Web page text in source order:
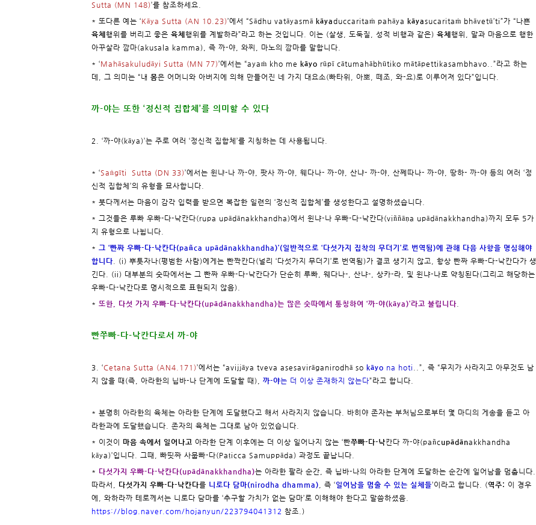
Sutta (MN 148)’를 참조하세요.
* 또다른 예는 ‘Kāya Sutta (AN 10.23)’에서 “Sādhu vatāyasmā kāyaduccaritaṁ pahāya kāyasucaritaṁ bhāvetū’ti”가 “나쁜
육체 행위를 버리고 좋은 육체 행위를 계발하라”라고 하는 것입니다. 이는 (살생, 도둑질, 성적 비행과 같은) 육체 행위, 말과 마음으로 행한
아꾸살라 깜마(akusala kamma), 즉 까-야, 와찌, 마노의 깜마를 말합니다.
* ‘Mahāsakuludāyi Sutta (MN 77)’에서는 “ayaṁ kho me kāyo rūpī cātumahābhūtiko mātāpettikasambhavo..”라고 하는
데, 그 의미는 “내 몸은 어머니와 아버지에 의해 만들어진 네 가지 대요소(빠타위, 아뽀, 떼조, 와-요)로 이루어져 있다”입니다.
까-야는 또한 ‘정신적 집합체’를 의미할 수 있다
2. ‘까-야(kāya)’는 주로 여러 ‘정신적 집합체’를 지칭하는 데 사용됩니다.
* ‘Saṅgīti Sutta (DN 33)’에서는 윈냐-나 까-야, 팟사 까-야, 웨다나- 까-야, 산냐- 까-야, 산쩨따나- 까-야, 땅하- 까-야 등의 여러 ‘정
신적 집합체’의 유형을 묘사합니다.
* 붓다께서는 마음이 감각 입력을 받으면 복잡한 일련의 ‘정신적 집합체’를 생성한다고 설명하셨습니다.
* 그것들은 루빠 우빠-다-낙칸다(rupa upādānakkhandha)에서 윈냐-나 우빠-다-낙칸다(viññāṇa upādānakkhandha)까지 모두 5가
지 유형으로 나뉩니다.
* 그 ‘빤짜 우빠-다-낙칸다(pañca upādānakkhandha)’(일반적으로 ‘다섯가지 집착의 무더기’로 번역됨)에 관해 다음 사항을 명심해야
합니다 . (i) 뿌툿자나(평범한 사람)에게는 빤짝칸다(널리 ‘다섯가지 무더기’로 번역됨)가 결코 생기지 않고, 항상 빤짜 우빠-다-낙칸다가 생
긴다. (ii) 대부분의 숫따에서는 그 빤짜 우빠-다-낙칸다가 단순히 루빠, 웨다나-, 산냐-, 상카-라, 및 윈냐-나로 약칭된다(그리고 해당하는
우빠-다-낙칸다로 명시적으로 표현되지 않음).
* 또한, 다섯 가지 우빠-다-낙칸다(upādānakkhandha)는 많은 숫따에서 통칭하여 ‘까-야(kāya)’라고 불립니다
빤쭈빠-다-낙칸다로서 까-야
3. ‘Cetana Sutta (AN4.171)’에서는 “avijjāya tveva asesavirāganirodhā so kāyo na hoti
..”, 즉 “무지가 사라지고 아무것도 남
지 않을 때(즉, 아라한의 닙바-나 단계에 도달할 때), 까-야는 더 이상 존재하지 않는다”라고 합니다.
* 분명히 아라한의 육체는 아라한 단계에 도달했다고 해서 사라지지 않습니다. 바히야 존자는 부처님으로부터 몇 마디의 게송을 듣고 아
라한과에 도달했습니다. 존자의 육체는 그대로 남아 있었습니다.
* 이것이 마음 속에서 일어나고 아라한 단계 이후에는 더 이상 일어나지 않는 ‘빤쭈빠-다-낙칸다 까-야(pañcupādānakkhandha
kāya)’입니다. 그때, 빠띳짜 사뭅빠-다(Paṭicca Samuppāda) 과정도 끝납니다.
* 다섯가지 우빠-다-낙칸다(upādānakkhandha)는 아라한 팔라 순간, 즉 닙바-나의 아라한 단계에 도달하는 순간에 일어남을 멈춥니다.
따라서, 다섯가지 우빠-다-낙칸다를 니로다 담마(nirodha dhamma) , 즉 ‘일어남을 멈출 수 있는 실체들’이라고 합니다. (역주: 이 경우
에, 와하라까 테로께서는 니로다 담마를 ‘추구할 가치가 없는 담마’로 이해해야 한다고 말씀하셨음.
https://blog.naver.com/hojanyun/223794041312 참조.)